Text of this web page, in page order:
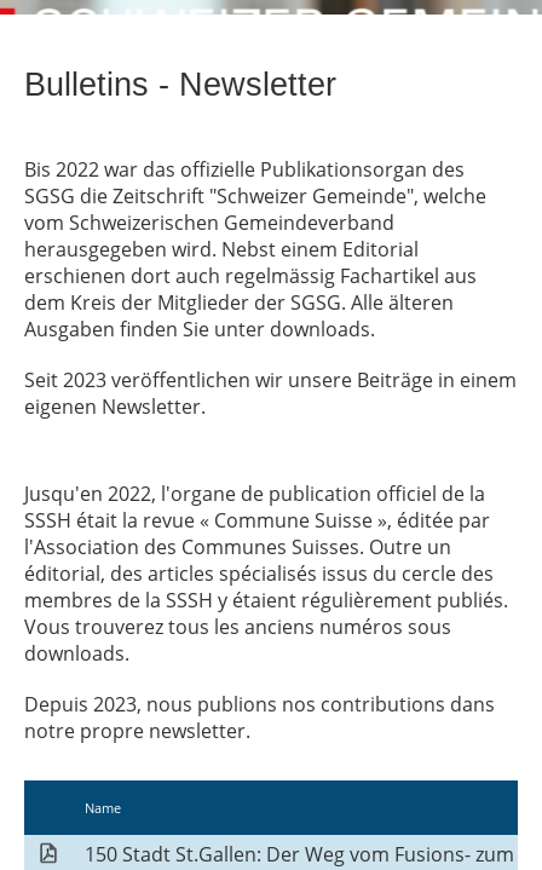
Bulletins - Newsletter
Bis 2022 war das offizielle Publikationsorgan des
SGSG die Zeitschrift "Schweizer Gemeinde", welche
vom Schweizerischen Gemeindeverband
herausgegeben wird. Nebst einem Editorial
erschienen dort auch regelmässig Fachartikel aus
dem Kreis der Mitglieder der SGSG. Alle älteren
Ausgaben finden Sie unter downloads.
Seit 2023 veröffentlichen wir unsere Beiträge in einem
eigenen Newsletter.
Jusqu'en 2022, l'organe de publication officiel de la
SSSH était la revue « Commune Suisse », éditée par
l'Association des Communes Suisses. Outre un
éditorial, des articles spécialisés issus du cercle des
membres de la SSSH y étaient régulièrement publiés.
Vous trouverez tous les anciens numéros sous
downloads.
Depuis 2023, nous publions nos contributions dans
notre propre newsletter.
Name
150 Stadt St.Gallen: Der Weg vom Fusions- zum